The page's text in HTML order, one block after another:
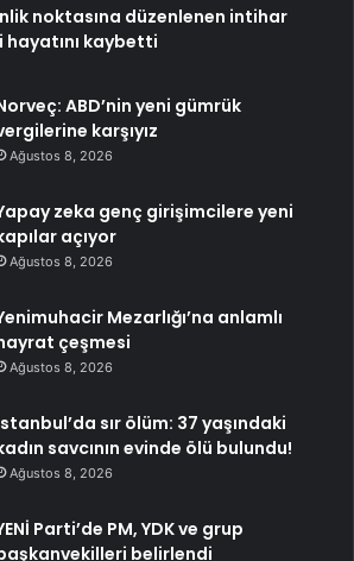
noktasına düzenlenen intihar
hayatını kaybetti
ABD’nin yeni gümrük
karşıyız
Ağustos 8, 2026
zeka genç girişimcilere yeni
açıyor
Ağustos 8, 2026
Mezarlığı’na anlamlı
çeşmesi
Ağustos 8, 2026
sır ölüm: 37 yaşındaki
savcının evinde ölü bulundu!
Ağustos 8, 2026
Parti’de PM, YDK ve grup
belirlendi